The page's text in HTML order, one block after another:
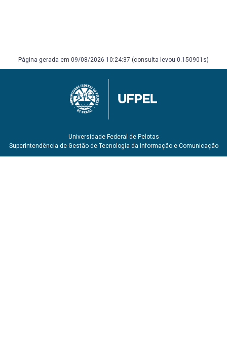
Página gerada em 09/08/2026 10:24:37 (consulta levou 0.150901s)
Universidade Federal de Pelotas
Superintendência de Gestão de Tecnologia da Informação e Comunicação